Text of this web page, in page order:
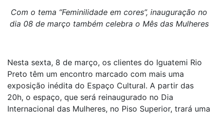
Com o tema “Feminilidade em cores”, inauguração no
dia 08 de março também celebra o Mês das Mulheres
Nesta sexta, 8 de março, os clientes do Iguatemi Rio
Preto têm um encontro marcado com mais uma
exposição inédita do Espaço Cultural. A partir das
20h, o espaço, que será reinaugurado no Dia
Internacional das Mulheres, no Piso Superior, trará uma